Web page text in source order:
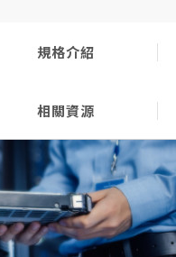
規格介紹
相關資源